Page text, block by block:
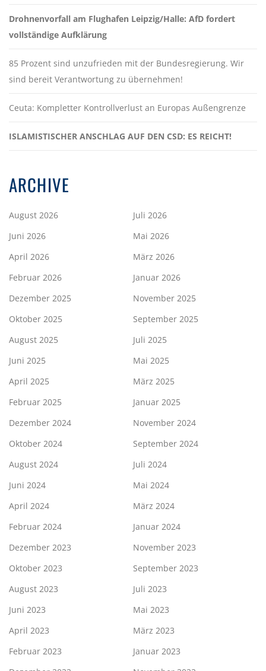
Drohnenvorfall am Flughafen Leipzig/Halle: AfD fordert
vollständige Aufklärung
85 Prozent sind unzufrieden mit der Bundesregierung. Wir
sind bereit Verantwortung zu übernehmen!
Ceuta: Kompletter Kontrollverlust an Europas Außengrenze
ISLAMISTISCHER ANSCHLAG AUF DEN CSD: ES REICHT!
ARCHIVE
August 2026
Juli 2026
Juni 2026
Mai 2026
April 2026
März 2026
Februar 2026
Januar 2026
Dezember 2025
November 2025
Oktober 2025
September 2025
August 2025
Juli 2025
Juni 2025
Mai 2025
April 2025
März 2025
Februar 2025
Januar 2025
Dezember 2024
November 2024
Oktober 2024
September 2024
August 2024
Juli 2024
Juni 2024
Mai 2024
April 2024
März 2024
Februar 2024
Januar 2024
Dezember 2023
November 2023
Oktober 2023
September 2023
August 2023
Juli 2023
Juni 2023
Mai 2023
April 2023
März 2023
Februar 2023
Januar 2023